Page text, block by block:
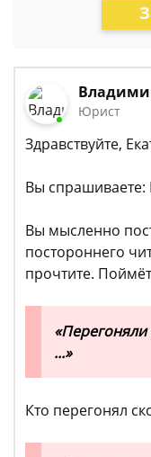
Юрист
Здравствуйте,
Вы спрашиваете:
Вы мысленно
постороннего
прочтите.
«Перегоняли
...»
Кто перегонял